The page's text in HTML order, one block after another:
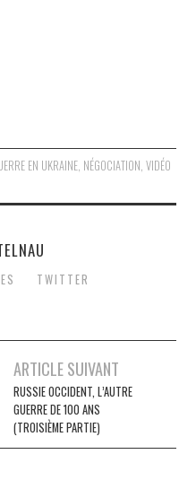
EN UKRAINE, NÉGOCIATION, VIDÉO
TWITTER
ARTICLE SUIVANT
RUSSIE OCCIDENT, L’AUTRE
GUERRE DE 100 ANS
(TROISIÈME PARTIE)